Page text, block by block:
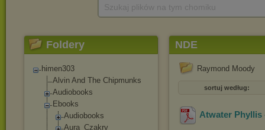
Foldery
himen303
Alvin And The Chipmunks
Audiobooks
Ebooks
Audiobooks
Aura_Czakry
NDE
Raymond Moody
sortuj według:
Atwater Phyllis